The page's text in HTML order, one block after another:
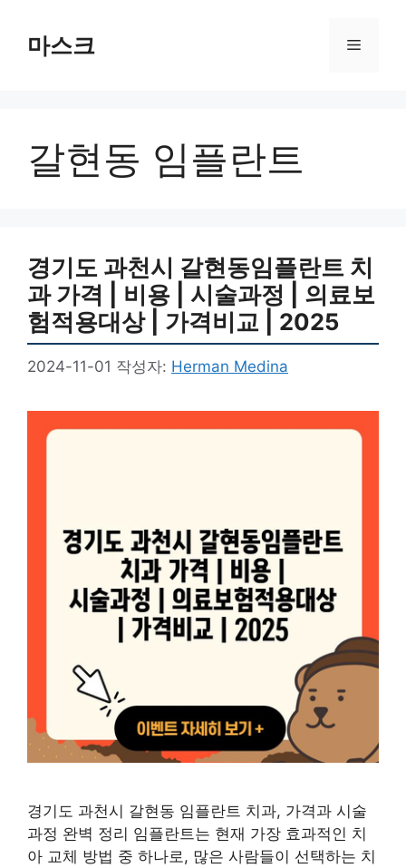
마스크 메
갈현동 임플란트
경기도 과천시 갈현동임플란트 치
과 가격 | 비용 | 시술과정 | 의료보
험적용대상 | 가격비교 | 2025
2024-11-01 작성자: Herman Medina
경기도 과천시 갈현동 임플란트 치과, 가격과 시술
과정 완벽 정리 임플란트는 현재 가장 효과적인 치
아 교체 방법 중 하나로, 많은 사람들이 선택하는 치